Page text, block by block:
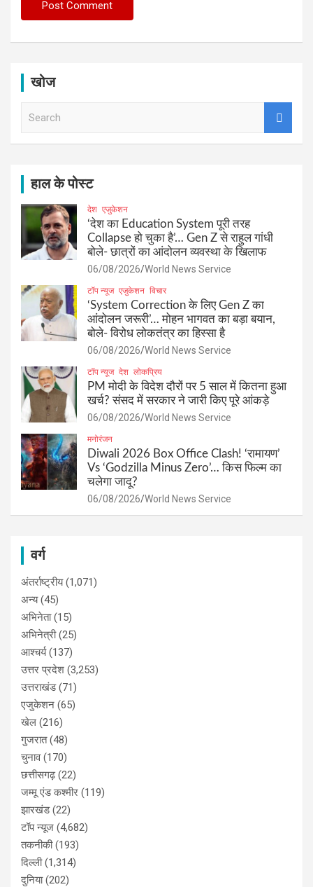
खोज
हाल के पोस्ट
देश एजुकेशन
‘देश का Education System पूरी तरह
Collapse हो चुका है’… Gen Z से राहुल गांधी
बोले- छात्रों का आंदोलन व्यवस्था के खिलाफ
06/08/2026 World News Service
टॉप न्यूज एजुकेशन विचार
‘System Correction के लिए Gen Z का
आंदोलन जरूरी’… मोहन भागवत का बड़ा बयान,
बोले- विरोध लोकतंत्र का हिस्सा है
06/08/2026 World News Service
टॉप न्यूज देश लोकप्रिय
PM मोदी के विदेश दौरों पर 5 साल में कितना हुआ
खर्च? संसद में सरकार ने जारी किए पूरे आंकड़े
06/08/2026 World News Service
मनोरंजन
Diwali 2026 Box Office Clash! ‘रामायण’
Vs ‘Godzilla Minus Zero’… किस फिल्म का
चलेगा जादू?
06/08/2026 World News Service
वर्ग
अंतर्राष्ट्रीय(1,071)
अन्य(45)
अभिनेता(15)
अभिनेत्री(25)
आश्चर्य(137)
उत्तर प्रदेश (3,253)
उत्तराखंड(71)
एजुकेशन (65)
खेल (216)
गुजरात(48)
चुनाव(170)
छत्तीसगढ़(22)
जम्मू एंड कश्मीर (119)
झारखंड(22)
टॉप न्यूज (4,682)
तकनीकी(193)
दिल्ली(1,314)
दुनिया(202)